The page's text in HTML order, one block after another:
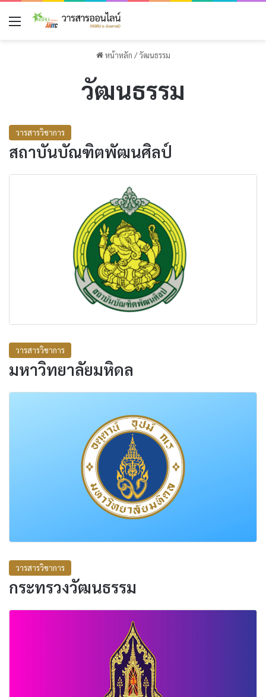
เมนู
หน้าหลัก / วัฒนธรรม
วัฒนธรรม
วารสารวิชาการ
สถาบันบัณฑิตพัฒนศิลป์
วารสารวิชาการ
มหาวิทยาลัยมหิดล
วารสารวิชาการ
กระทรวงวัฒนธรรม